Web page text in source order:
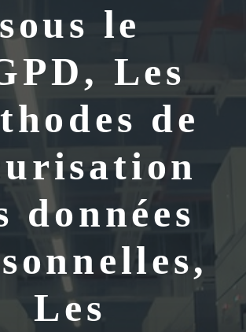
sous le
Les
de
données
Les